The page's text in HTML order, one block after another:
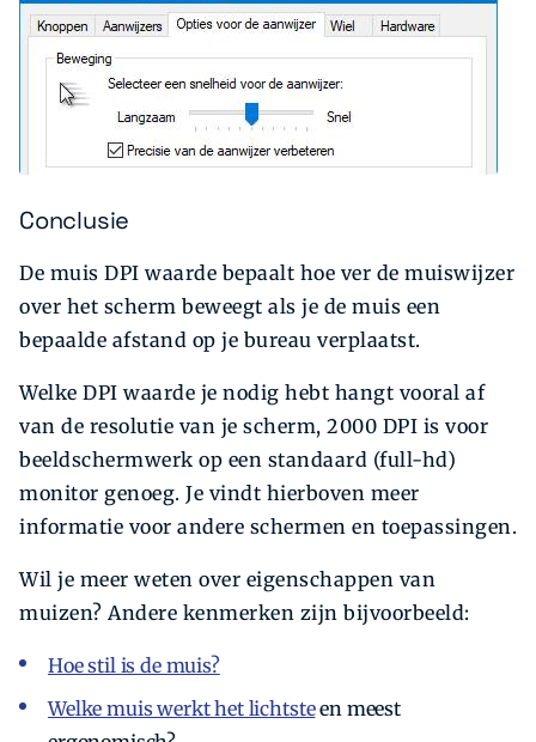
Conclusie
De muis DPI waarde bepaalt hoe ver de muiswijzer
over het scherm beweegt als je de muis een
bepaalde afstand op je bureau verplaatst.
Welke DPI waarde je nodig hebt hangt vooral af
van de resolutie van je scherm, 2000 DPI is voor
beeldschermwerk op een standaard (full-hd)
monitor genoeg. Je vindt hierboven meer
informatie voor andere schermen en toepassingen.
Wil je meer weten over eigenschappen van
muizen? Andere kenmerken zijn bijvoorbeeld:
Hoe stil is de muis?
Welke muis werkt het lichtsteen meest